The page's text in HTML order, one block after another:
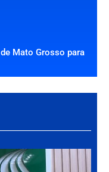
Mato Grosso para